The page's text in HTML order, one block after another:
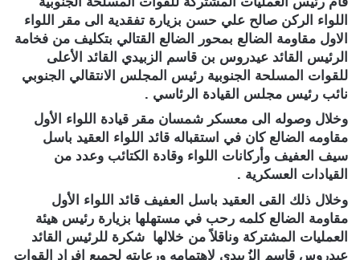
اللواء الركن صالح علي حسن بزيارة تفقدية الى مقر اللواء
الاول مقاومة الضالع بمحور الضالع القتالي بتكليف من فخامة
الرئيس القائد عيدروس بن قاسم الزبيدي القائد الأعلى
للقوات المسلحة الجنوبية رئيس المجلس الانتقالي الجنوبي
نائب رئيس مجلس القيادة الرئاسي .
وخلال وصوله الى معسكر شمسان مقر قيادة اللواء الأول
مقاومه الضالع كان في استقباله قائد اللواء العقيد باسل
سيف العفيف وأركانات اللواء وقادة الكتائب وعدد من
القيادات العسكرية .
وخلال ذلك القى العقيد باسل العفيف قائد اللواء الأول
مقاومة الضالع كلمه رحب في مستهلها بزيارة رئيس هيئة
العمليات المشتركة وناقلاً من خلالها شكرة للرئيس القائد
عيدروس قاسم الزُبيدي لاهتمامه ورعايته لجميع افراد القوات